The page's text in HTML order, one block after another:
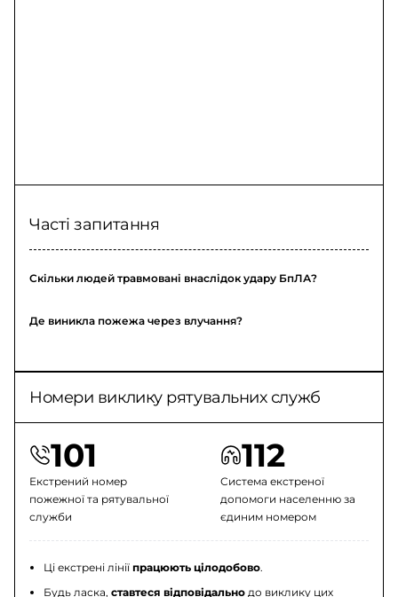
Часті запитання
Скільки людей травмовані внаслідок удару БпЛА?
Де виникла пожежа через влучання?
Номери виклику рятувальних служб
101
Екстрений номер
пожежної та рятувальної
служби
112
Система екстреної
допомоги населенню за
єдиним номером
Ці екстрені лініїпрацюють цілодобово.
Будь ласка,ставтеся відповідально до виклику цих